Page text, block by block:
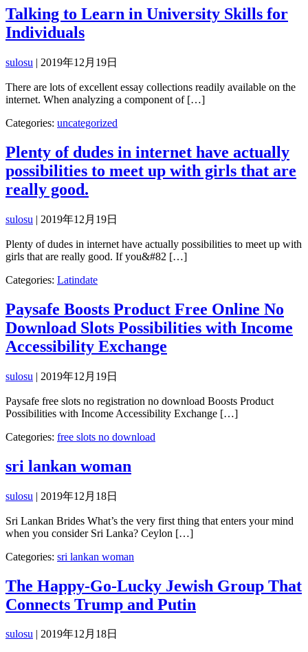
Talking to Learn in University Skills for
Individuals
sulosu | 2019年12月19日
There are lots of excellent essay collections readily available on the
internet. When analyzing a component of […]
Categories: uncategorized
Plenty of dudes in internet have actually
possibilities to meet up with girls that are
really good.
sulosu | 2019年12月19日
Plenty of dudes in internet have actually possibilities to meet up with
girls that are really good. If you&#82 […]
Categories: Latindate
Paysafe Boosts Product Free Online No
Download Slots Possibilities with Income
Accessibility Exchange
sulosu | 2019年12月19日
Paysafe free slots no registration no download Boosts Product
Possibilities with Income Accessibility Exchange […]
Categories: free slots no download
sri lankan woman
sulosu | 2019年12月18日
Sri Lankan Brides What’s the very first thing that enters your mind
when you consider Sri Lanka? Ceylon […]
Categories: sri lankan woman
The Happy-Go-Lucky Jewish Group That
Connects Trump and Putin
sulosu | 2019年12月18日